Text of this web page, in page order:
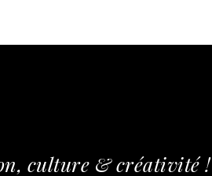
culture & créativité !